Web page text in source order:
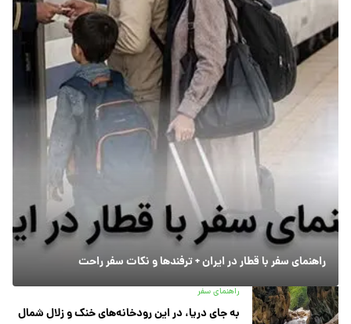
راهنمای سفر با قطار در ایران + ترفندها و نکات سفر راحت
راهنمای سفر
به جای دریا، در این رودخانه‌های خنک و زلال شمال